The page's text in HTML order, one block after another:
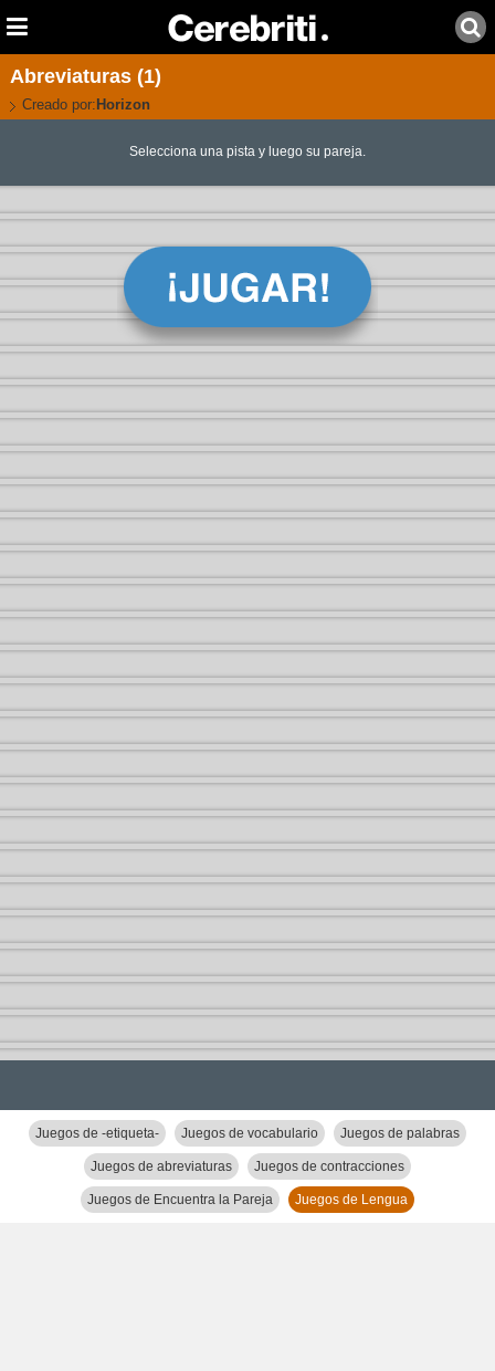
Abreviaturas (1)
Creado por: Horizon
Selecciona una pista y luego su pareja.
Juegos de -etiqueta- Juegos de vocabulario Juegos de palabras
Juegos de abreviaturas Juegos de contracciones
Juegos de Encuentra la Pareja Juegos de Lengua